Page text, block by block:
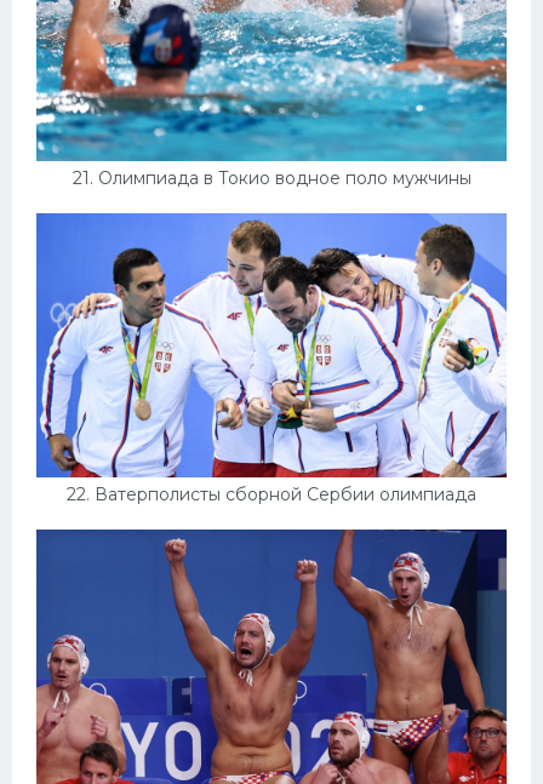
21. Олимпиада в Токио водное поло мужчины
22. Ватерполисты сборной Сербии олимпиада